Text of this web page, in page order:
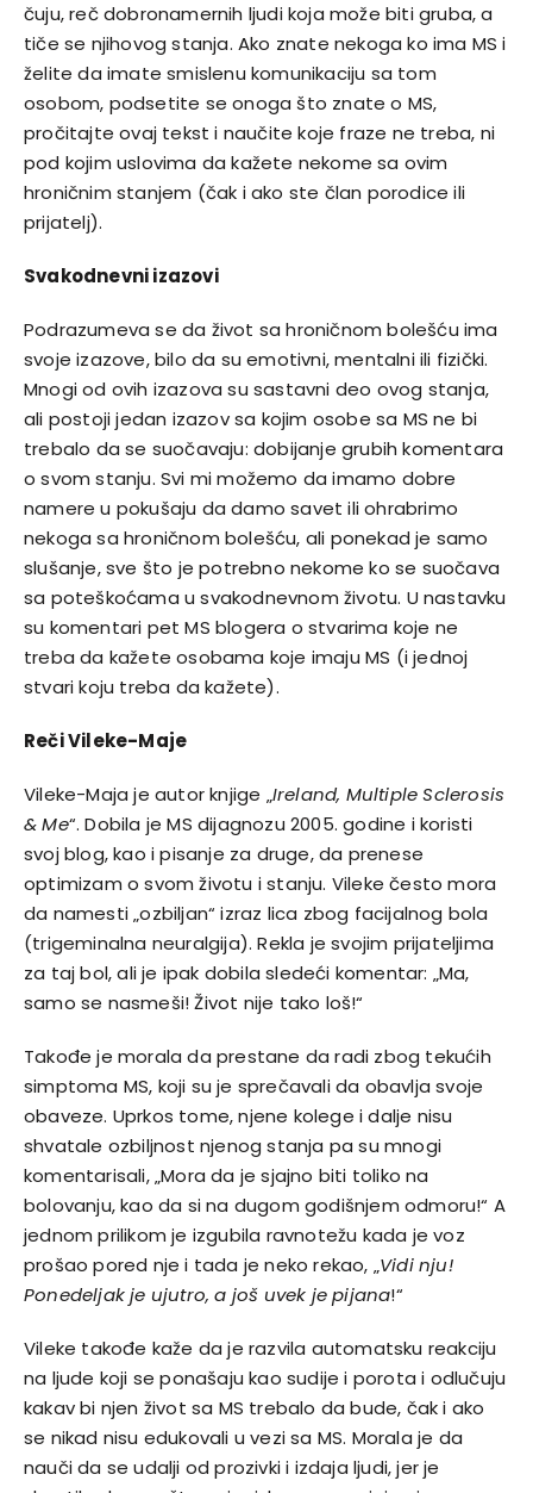
čuju, reč dobronamernih ljudi koja može biti gruba, a
tiče se njihovog stanja. Ako znate nekoga ko ima MS i
želite da imate smislenu komunikaciju sa tom
osobom, podsetite se onoga što znate o MS,
pročitajte ovaj tekst i naučite koje fraze ne treba, ni
pod kojim uslovima da kažete nekome sa ovim
hroničnim stanjem (čak i ako ste član porodice ili
prijatelj).
Svakodnevni izazovi
Podrazumeva se da život sa hroničnom bolešću ima
svoje izazove, bilo da su emotivni, mentalni ili fizički.
Mnogi od ovih izazova su sastavni deo ovog stanja,
ali postoji jedan izazov sa kojim osobe sa MS ne bi
trebalo da se suočavaju: dobijanje grubih komentara
o svom stanju. Svi mi možemo da imamo dobre
namere u pokušaju da damo savet ili ohrabrimo
nekoga sa hroničnom bolešću, ali ponekad je samo
slušanje, sve što je potrebno nekome ko se suočava
sa poteškoćama u svakodnevnom životu. U nastavku
su komentari pet MS blogera o stvarima koje ne
treba da kažete osobama koje imaju MS (i jednoj
stvari koju treba da kažete).
Reči Vileke-Maje
Vileke-Maja je autor knjige „Ireland, Multiple Sclerosis
& Me“. Dobila je MS dijagnozu 2005. godine i koristi
svoj blog, kao i pisanje za druge, da prenese
optimizam o svom životu i stanju. Vileke često mora
da namesti „ozbiljan“ izraz lica zbog facijalnog bola
(trigeminalna neuralgija). Rekla je svojim prijateljima
za taj bol, ali je ipak dobila sledeći komentar: „Ma,
samo se nasmeši! Život nije tako loš!“
Takođe je morala da prestane da radi zbog tekućih
simptoma MS, koji su je sprečavali da obavlja svoje
obaveze. Uprkos tome, njene kolege i dalje nisu
shvatale ozbiljnost njenog stanja pa su mnogi
komentarisali, „Mora da je sjajno biti toliko na
bolovanju, kao da si na dugom godišnjem odmoru!“ A
jednom prilikom je izgubila ravnotežu kada je voz
prošao pored nje i tada je neko rekao, „Vidi nju!
Ponedeljak je ujutro, a još uvek je pijana!“
Vileke takođe kaže da je razvila automatsku reakciju
na ljude koji se ponašaju kao sudije i porota i odlučuju
kakav bi njen život sa MS trebalo da bude, čak i ako
se nikad nisu edukovali u vezi sa MS. Morala je da
nauči da se udalji od prozivki i izdaja ljudi, jer je